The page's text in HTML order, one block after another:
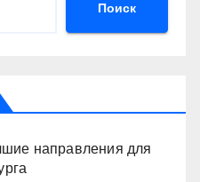
Поиск
направления для